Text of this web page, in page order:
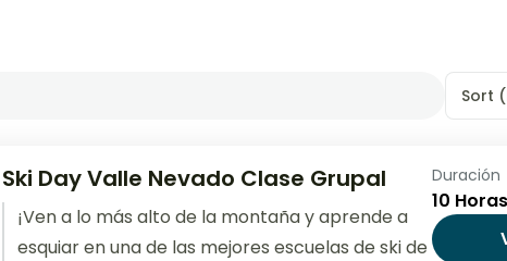
Sort
Ski Day Valle Nevado Clase Grupal
¡Ven a lo más alto de la montaña y aprende a
esquiar en una de las mejores escuelas de ski de
Duración
10 Horas